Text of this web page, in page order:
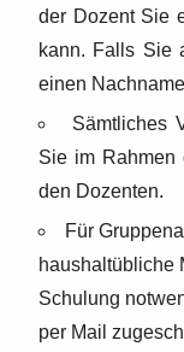
der Dozent Sie
kann. Falls Sie
einen
Sämtliches
Sie im Rahmen
den Dozenten.
Für
haushaltübliche
Schulung
per Mail